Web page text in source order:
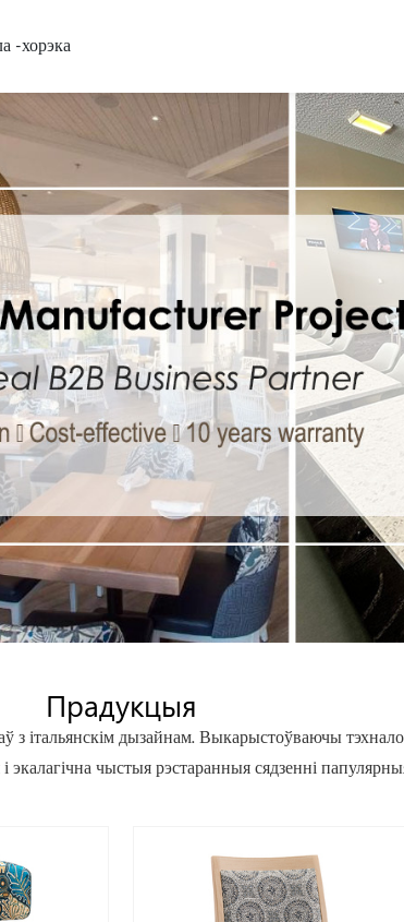
-хорэка
Прадукцыя
з італьянскім дызайнам. Выкарыстоўваючы
чыстыя рэстаранныя сядзенні